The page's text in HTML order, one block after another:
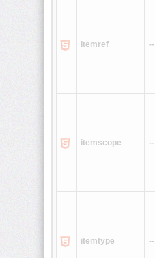
<noframes>
itemref --
itemscope --
itemtype --